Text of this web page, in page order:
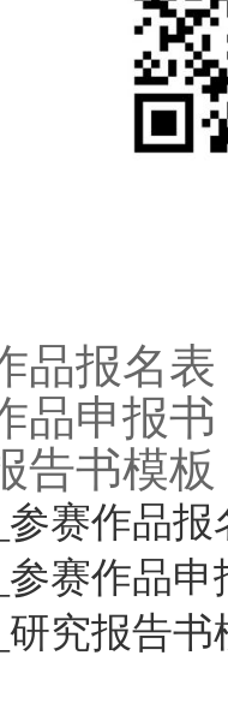
品报名表
品申报书
告书模板
参赛作品报
参赛作品申
研究报告书